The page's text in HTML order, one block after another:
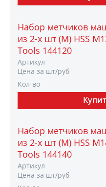
Набор метчиков
из 2-х шт (М) HSS
Tools 144120
Артикул
Цена за шт/руб
Кол-во
Набор метчиков
из 2-х шт (М) HSS
Tools 144140
Артикул
Цена за шт/руб